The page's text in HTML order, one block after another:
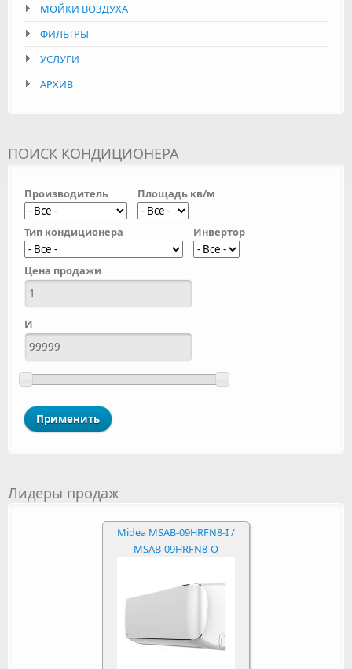
МОЙКИ ВОЗДУХА
ФИЛЬТРЫ
УСЛУГИ
АРХИВ
ПОИСК КОНДИЦИОНЕРА
Производитель Площадь кв/м
Тип кондиционера Инвертор
Цена продажи
И
Лидеры продаж
Midea MSAB-09HRFN8-I /
MSAB-09HRFN8-O